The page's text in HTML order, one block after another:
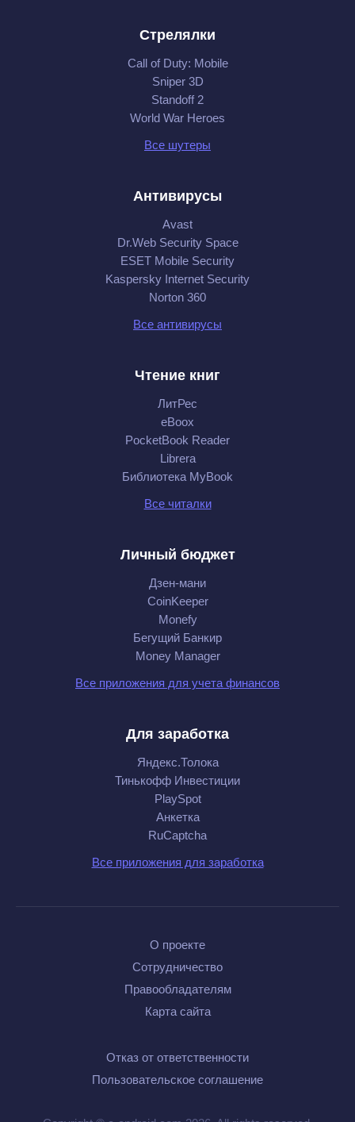
Стрелялки
Call of Duty: Mobile
Sniper 3D
Standoff 2
World War Heroes
Все шутеры
Антивирусы
Avast
Dr.Web Security Space
ESET Mobile Security
Kaspersky Internet Security
Norton 360
Все антивирусы
Чтение книг
ЛитРес
eBoox
PocketBook Reader
Librera
Библиотека MyBook
Все читалки
Личный бюджет
Дзен-мани
CoinKeeper
Monefy
Бегущий Банкир
Money Manager
Все приложения для учета финансов
Для заработка
Яндекс.Толока
Тинькофф Инвестиции
PlaySpot
Анкетка
RuCaptcha
Все приложения для заработка
О проекте
Сотрудничество
Правообладателям
Карта сайта
Отказ от ответственности
Пользовательское соглашение